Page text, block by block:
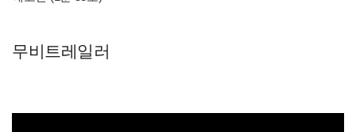
무비트레일러